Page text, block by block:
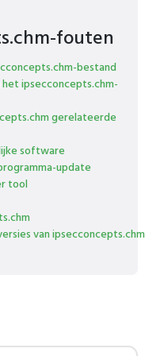
fouten
bestand
ipsecconcepts.chm-
gerelateerde
software
update
tool
van ipsecconcepts.chm